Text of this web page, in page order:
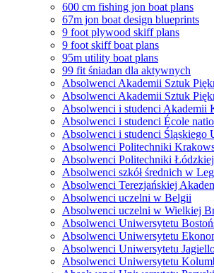
600 cm fishing jon boat plans
67m jon boat design blueprints
9 foot plywood skiff plans
9 foot skiff boat plans
95m utility boat plans
99 fit śniadan dla aktywnych
Absolwenci Akademii Sztuk
Absolwenci Akademii Sztuk
Absolwenci i studenci Akademii
Absolwenci i studenci École
Absolwenci i studenci Śląskiego
Absolwenci Politechniki
Absolwenci Politechniki Łódzkiej
Absolwenci szkół średnich w
Absolwenci Terezjańskiej
Absolwenci uczelni w Belgii
Absolwenci uczelni w Wielkiej
Absolwenci Uniwersytetu
Absolwenci Uniwersytetu
Absolwenci Uniwersytetu
Absolwenci Uniwersytetu